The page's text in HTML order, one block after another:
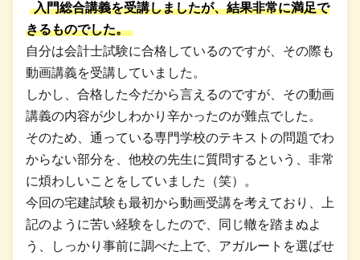
入門総合講義を受講しましたが、結果非常に満足で
きるものでした。
自分は会計士試験に合格しているのですが、その際も
動画講義を受講していました。
しかし、合格した今だから言えるのですが、その動画
講義の内容が少しわかり辛かったのが難点でした。
そのため、通っている専門学校のテキストの問題でわ
からない部分を、他校の先生に質問するという、非常
に煩わしいことをしていました（笑）。
今回の宅建試験も最初から動画受講を考えており、上
記のように苦い経験をしたので、同じ轍を踏まぬよ
う、しっかり事前に調べた上で、アガルートを選ばせ